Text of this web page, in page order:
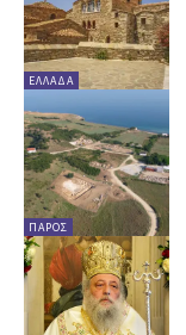
ΕΛΛΆΔΑ
ΠΆΡΟΣ